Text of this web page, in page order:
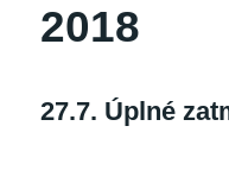
2018
27.7. Úplné